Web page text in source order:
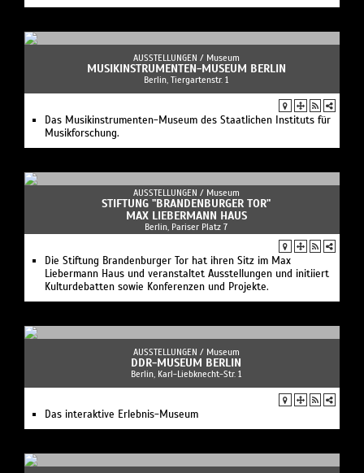
AUSSTELLUNGEN / Museum
MUSIKINSTRUMENTEN-MUSEUM BERLIN
Berlin, Tiergartenstr. 1
Das Musikinstrumenten-Museum des Staatlichen Instituts für
Musikforschung.
AUSSTELLUNGEN / Museum
STIFTUNG "BRANDENBURGER TOR"
MAX LIEBERMANN HAUS
Berlin, Pariser Platz 7
Die Stiftung Brandenburger Tor hat ihren Sitz im Max
Liebermann Haus und veranstaltet Ausstellungen und initiiert
Kulturdebatten sowie Konferenzen und Projekte.
AUSSTELLUNGEN / Museum
DDR-MUSEUM BERLIN
Berlin, Karl-Liebknecht-Str. 1
Das interaktive Erlebnis-Museum